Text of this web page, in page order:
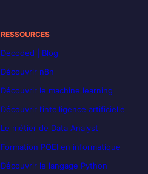
RESSOURCES
Decoded | Blog
Découvrir n8n
Découvrir le machine learning
Découvrir l’intelligence artificielle
Le métier de Data Analyst
Formation POEI en informatique
Découvrir le langage Python